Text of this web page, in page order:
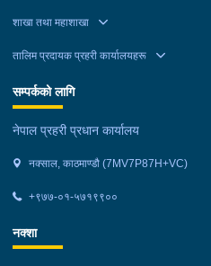
शाखा तथा महाशाखा
तालिम प्रदायक प्रहरी कार्यालयहरू
सम्पर्कको लागि
नेपाल प्रहरी प्रधान कार्यालय
नक्साल, काठमाण्डौ (7MV7P87H+VC)
+९७७-०१-५७१९९००
नक्शा